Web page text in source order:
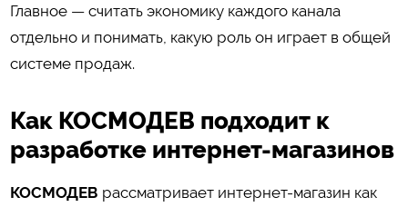
Главное — считать экономику каждого канала
отдельно и понимать, какую роль он играет в общей
системе продаж.
Как КОСМОДЕВ подходит к
разработке интернет-магазинов
КОСМОДЕВ рассматривает интернет-магазин как